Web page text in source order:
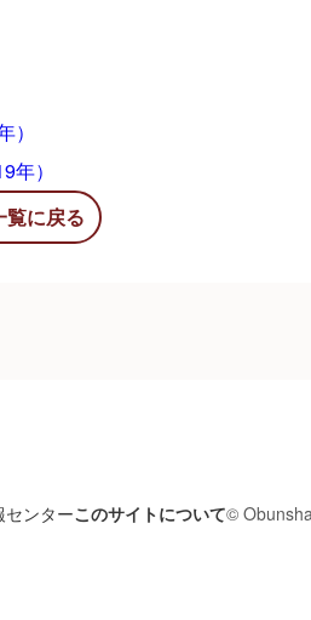
）
覧に戻る
ンターこのサイトについて©